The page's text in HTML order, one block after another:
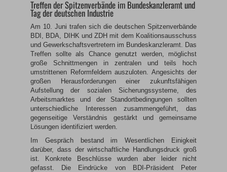
Treffen der Spitzenverbände im Bundeskanzleramt und
Tag der deutschen Industrie
Am 10. Juni trafen sich die deutschen Spitzenverbände
BDI, BDA, DIHK und ZDH mit dem Koalitionsausschuss
und Gewerkschaftsvertretern im Bundeskanzleramt.
Das
Treffen sollte als Chance genutzt werden, möglichst
große Schnittmengen in zentralen und teils hoch
umstrittenen Reformfeldern auszuloten. Angesichts der
großen Herausforderungen einer zukunftsfähigen
Aufstellung der sozialen Sicherungssysteme, des
Arbeitsmarktes und der Standortbedingungen sollten
unterschiedliche Interessen zusammengeführt, das
gegenseitige Verständnis gestärkt und gemeinsame
Lösungen identifiziert werden.
Im Gespräch bestand im Wesentlichen Einigkeit
darüber, dass der wirtschaftliche Handlungsdruck groß
ist. Konkrete Beschlüsse wurden aber leider nicht
gefasst. Die Eindrücke von BDI-Präsident Peter